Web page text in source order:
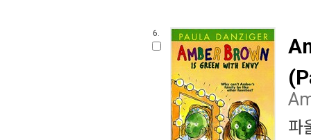
6.
파